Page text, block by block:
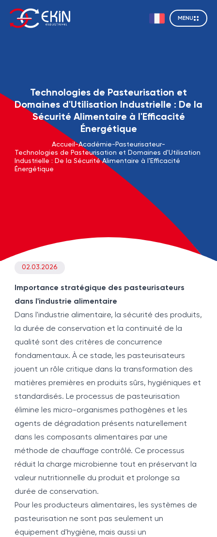
MENU
Technologies de Pasteurisation et
Domaines d'Utilisation Industrielle : De la
Sécurité Alimentaire à l'Efficacité
Énergétique
Accueil -Académie- Pasteurisateur-
Technologies de Pasteurisation et Domaines d'Utilisation
Industrielle : De la Sécurité Alimentaire à l'Efficacité
Énergétique
02.03.2026
Importance stratégique des pasteurisateurs
dans l'industrie alimentaire
Dans l'industrie alimentaire, la sécurité des produits,
la durée de conservation et la continuité de la
qualité sont des critères de concurrence
fondamentaux. À ce stade, les pasteurisateurs
jouent un rôle critique dans la transformation des
matières premières en produits sûrs, hygiéniques et
standardisés. Le processus de pasteurisation
élimine les micro-organismes pathogènes et les
agents de dégradation présents naturellement
dans les composants alimentaires par une
méthode de chauffage contrôlé. Ce processus
réduit la charge microbienne tout en préservant la
valeur nutritionnelle du produit et prolonge sa
durée de conservation.
Pour les producteurs alimentaires, les systèmes de
pasteurisation ne sont pas seulement un
équipement d'hygiène, mais aussi un